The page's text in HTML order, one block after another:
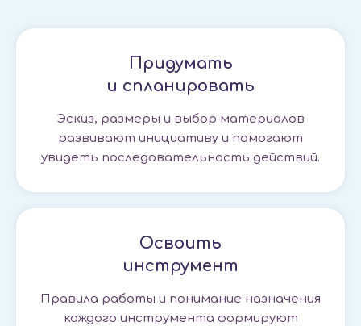
Придумать
и спланировать
Эскиз, размеры и выбор материалов
развивают инициативу и помогают
увидеть последовательность действий.
Освоить
инструмент
Правила работы и понимание назначения
каждого инструмента формируют